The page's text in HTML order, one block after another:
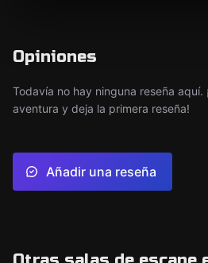
Opiniones
Todavía no hay ninguna reseña aquí.
aventura y deja la primera reseña!
Añadir una reseña